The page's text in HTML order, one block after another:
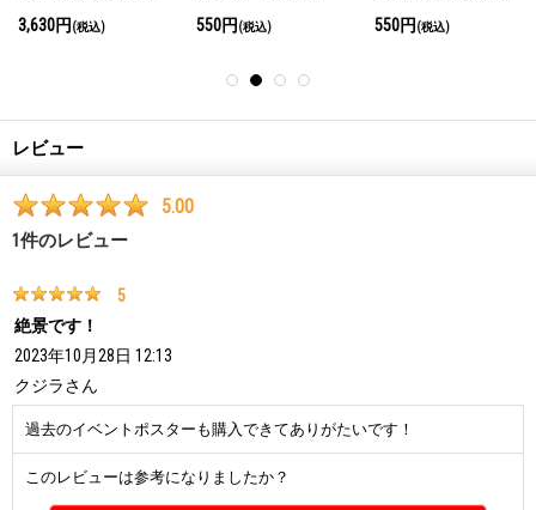
3,630円 (税込)
Contest
550円 (税込) 550円 (税込)
レビュー
5.00
1件のレビュー
5
絶景です！
2023年10月28日 12:13
クジラさん
過去のイベントポスターも購入できてありがたいです！
このレビューは参考になりましたか？